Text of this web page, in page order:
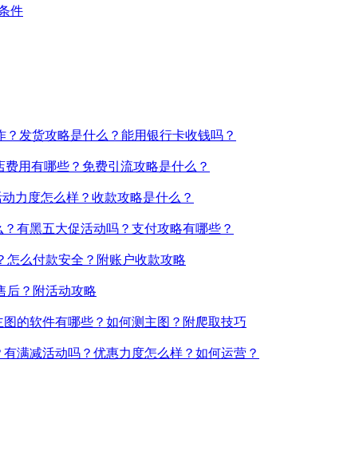
件
发货攻略是什么？能用银行卡收钱吗？
用有哪些？免费引流攻略是什么？
力度怎么样？收款攻略是什么？
有黑五大促活动吗？支付攻略有哪些？
怎么付款安全？附账户收款攻略
后？附活动攻略
的软件有哪些？如何测主图？附爬取技巧
满减活动吗？优惠力度怎么样？如何运营？